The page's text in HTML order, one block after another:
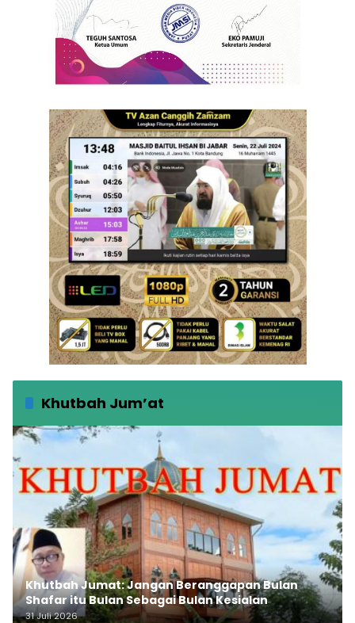
Khutbah Jum’at
Khutbah Jumat: Jangan Beranggapan Bulan
Shafar itu Bulan Sebagai Bulan Kesialan
31 Juli 2026